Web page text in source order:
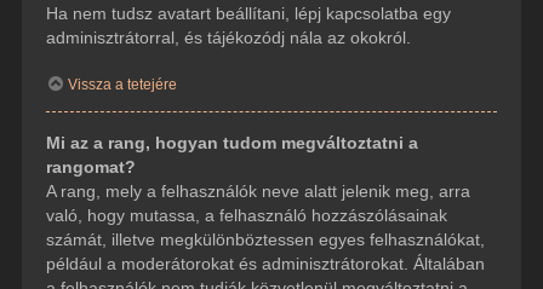
Ha nem tudsz avatart beállítani, lépj kapcsolatba egy
adminisztrátorral, és tájékozódj nála az okokról.
Vissza a tetejére
Mi az a rang, hogyan tudom megváltoztatni a
rangomat?
A rang, mely a felhasználók neve alatt jelenik meg, arra
való, hogy mutassa, a felhasználó hozzászólásainak
számát, illetve megkülönböztessen egyes felhasználókat,
például a moderátorokat és adminisztrátorokat. Általában